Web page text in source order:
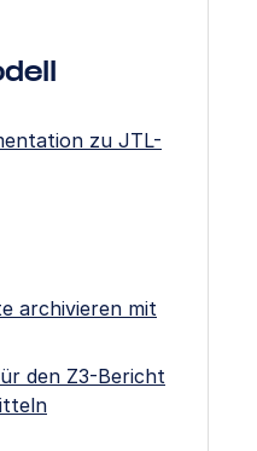
zu JTL-
archivieren mit
den Z3-Bericht